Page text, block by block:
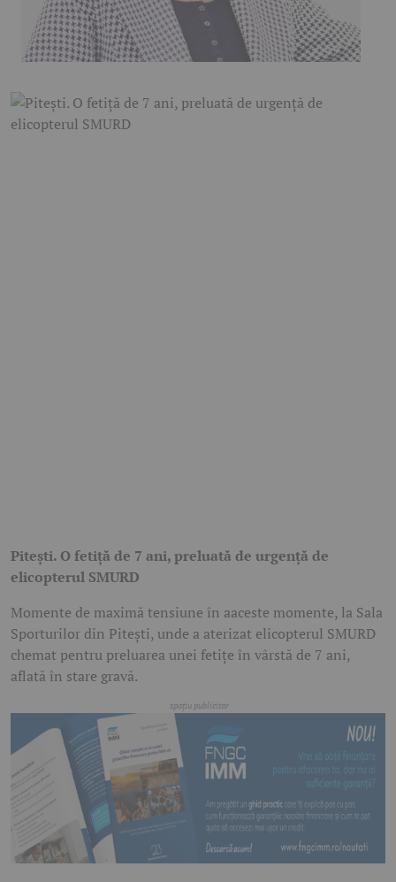
Pitești. O fetiță de 7 ani, preluată de urgență de
elicopterul SMURD
Momente de maximă tensiune în aaceste momente, la Sala
Sporturilor din Pitești, unde a aterizat elicopterul SMURD
chemat pentru preluarea unei fetițe în vârstă de 7 ani,
aflată în stare gravă.